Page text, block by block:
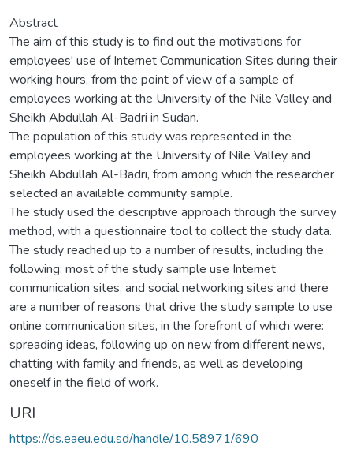
Abstract
The aim of this study is to find out the motivations for
employees' use of Internet Communication Sites during their
working hours, from the point of view of a sample of
employees working at the University of the Nile Valley and
Sheikh Abdullah Al-Badri in Sudan.
The population of this study was represented in the
employees working at the University of Nile Valley and
Sheikh Abdullah Al-Badri, from among which the researcher
selected an available community sample.
The study used the descriptive approach through the survey
method, with a questionnaire tool to collect the study data.
The study reached up to a number of results, including the
following: most of the study sample use Internet
communication sites, and social networking sites and there
are a number of reasons that drive the study sample to use
online communication sites, in the forefront of which were:
spreading ideas, following up on new from different news,
chatting with family and friends, as well as developing
oneself in the field of work.
URI
https://ds.eaeu.edu.sd/handle/10.58971/690